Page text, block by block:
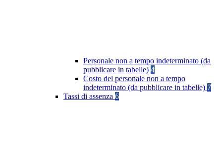
Personale non a tempo indeterminato (da
pubblicare in tabelle) 4
Costo del personale non a tempo
indeterminato (da pubblicare in tabelle) 7
Tassi di assenza 6